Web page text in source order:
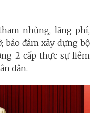
nhũng, lãng phí,
bảo đảm xây dựng bộ
2 cấp thực sự liêm
dân.